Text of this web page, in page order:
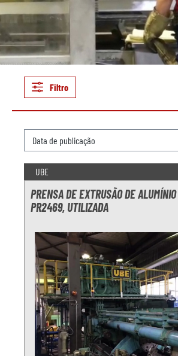
Filtro
UBE
PRENSA DE EXTRUSÃO DE
PR2469, UTILIZADA